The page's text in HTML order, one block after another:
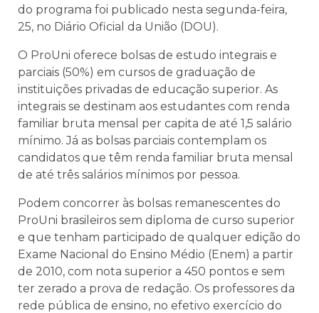
do programa foi publicado nesta segunda-feira,
25, no Diário Oficial da União (DOU).
O ProUni oferece bolsas de estudo integrais e
parciais (50%) em cursos de graduação de
instituições privadas de educação superior. As
integrais se destinam aos estudantes com renda
familiar bruta mensal per capita de até 1,5 salário
mínimo. Já as bolsas parciais contemplam os
candidatos que têm renda familiar bruta mensal
de até três salários mínimos por pessoa.
Podem concorrer às bolsas remanescentes do
ProUni brasileiros sem diploma de curso superior
e que tenham participado de qualquer edição do
Exame Nacional do Ensino Médio (Enem) a partir
de 2010, com nota superior a 450 pontos e sem
ter zerado a prova de redação. Os professores da
rede pública de ensino, no efetivo exercício do